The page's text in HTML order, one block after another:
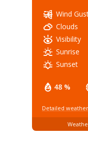
48 %
Wind
Clouds
Visibility
Sunrise
Sunset
Detailed weather